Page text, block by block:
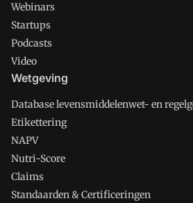
Webinars
Startups
Podcasts
Video
Wetgeving
Database levensmiddelenwet- en
Etikettering
NAPV
Nutri-Score
Claims
Standaarden & Certificeringen